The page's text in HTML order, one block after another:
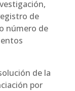
de
número de
de la
por